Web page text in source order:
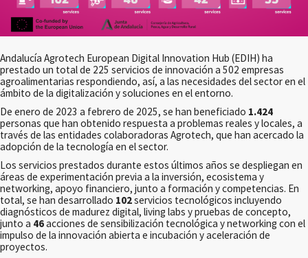
Andalucía Agrotech European Digital Innovation Hub (EDIH) ha
prestado un total de 225 servicios de innovación a 502 empresas
agroalimentarias respondiendo, así, a las necesidades del sector en el
ámbito de la digitalización y soluciones en el entorno.
De enero de 2023 a febrero de 2025, se han beneficiado 1.424
personas que han obtenido respuesta a problemas reales y locales, a
través de las entidades colaboradoras Agrotech, que han acercado la
adopción de la tecnología en el sector.
Los servicios prestados durante estos últimos años se despliegan en
áreas de experimentación previa a la inversión, ecosistema y
networking, apoyo financiero, junto a formación y competencias. En
total, se han desarrollado 102servicios tecnológicos incluyendo
diagnósticos de madurez digital, living labs y pruebas de concepto,
junto a 46acciones de sensibilización tecnológica y networking con el
impulso de la innovación abierta e incubación y aceleración de
proyectos.